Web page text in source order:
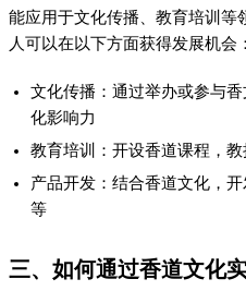
能应用于文化传播、教育培训等
人可以在以下方面获得发展机会：
文化传播：通过举办或参与
化影响力
教育培训：开设香道课程，
产品开发：结合香道文化，
等
三、如何通过香道文化